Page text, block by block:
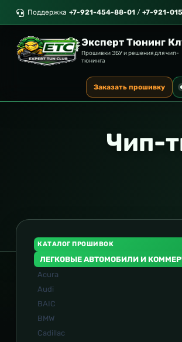
Поддержка +7-921-454-88-01 / +7-921-
Эксперт Тюнинг
Прошивки ЭБУ и решения для чип-
тюнинга
Заказать прошивку
Чип-
КАТАЛОГ ПРОШИВОК
ЛЕГКОВЫЕ АВТОМОБИЛИ И
Acura
Audi
BAIC
BMW
Cadillac